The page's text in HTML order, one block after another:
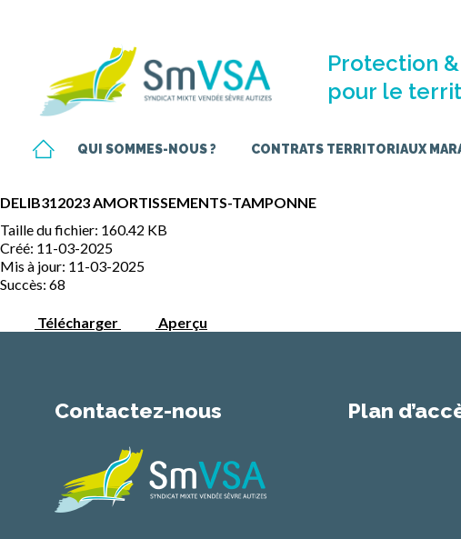
Protection
pour le
QUI SOMMES-NOUS ? CONTRATS TERRITORIAUX
DELIB312023 AMORTISSEMENTS-TAMPONNE
Taille du fichier: 160.42 KB
Créé: 11-03-2025
Mis à jour: 11-03-2025
Succès: 68
Télécharger Aperçu
Contactez-nous Plan